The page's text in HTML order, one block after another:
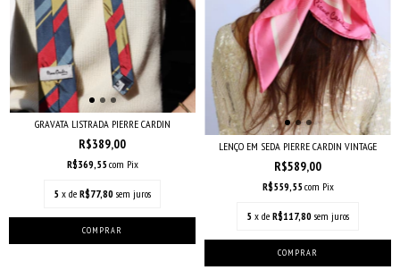
GRAVATA LISTRADA PIERRE CARDIN
R$389,00
R$369,55com Pix
5 x de R$77,80 sem juros
LENÇO EM SEDA PIERRE CARDIN VINTAGE
R$589,00
R$559,55com Pix
5 x de R$117,80 sem juros